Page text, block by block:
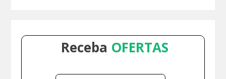
Receba OFERTAS